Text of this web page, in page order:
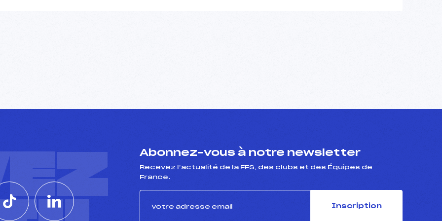
Abonnez-vous à notre newsletter
Recevez l’actualité de la FFS, des clubs et des Équipes de
France.
Inscription